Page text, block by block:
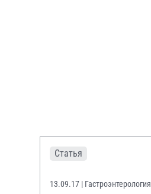
Статья
13.09.17 | Гастроэнтерология